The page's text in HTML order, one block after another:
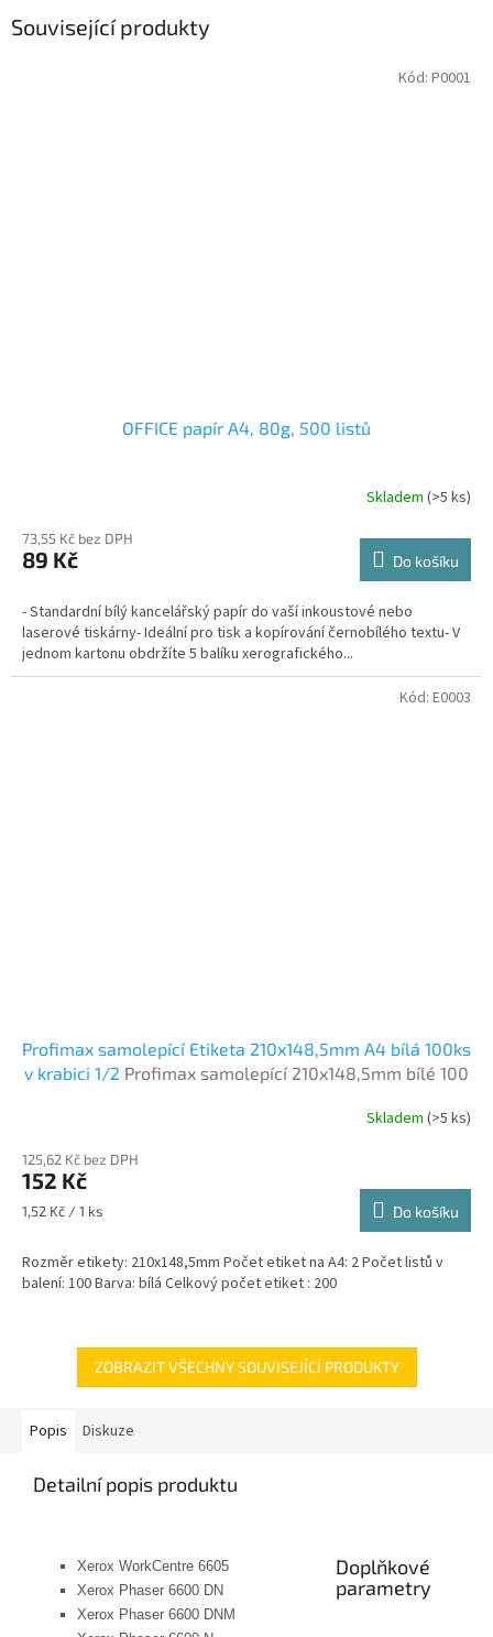
Související produkty
OFFICE papír A4, 80g, 500 listů
Skladem (>5 ks)
73,55 Kč bez DPH
89 Kč Do košíku
- Standardní bílý kancelářský papír do vaší inkoustové nebo
laserové tiskárny- Ideální pro tisk a kopírování černobílého textu- V
jednom kartonu obdržíte 5 balíku xerografického...
Kód: P0001
Profimax samolepící Etiketa 210x148,5mm A4 bílá 100ks
v krabici 1/2 Profimax samolepící 210x148,5mm bílé 100
Skladem (>5 ks)
125,62 Kč bez DPH
152 Kč
Měrná
1,52 Kč / 1 ks Do košíku
Rozměr etikety: 210x148,5mm Počet etiket na A4: 2 Počet listů v
balení: 100 Barva: bílá Celkový počet etiket : 200
Kód: E0003
ZOBRAZIT VŠECHNY SOUVISEJÍCÍ PRODUKTY
Popis Diskuze
Detailní popis produktu
Xerox WorkCentre 6605
Xerox Phaser 6600 DN
Xerox Phaser 6600 DNM
Doplňkové
parametry